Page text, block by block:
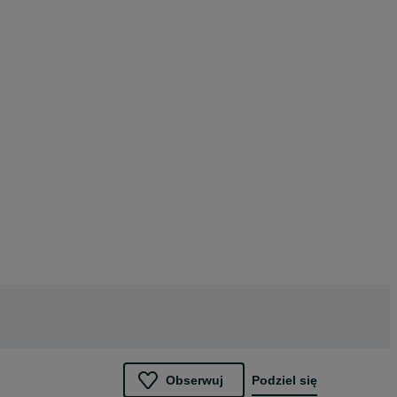
Obserwuj Podziel się